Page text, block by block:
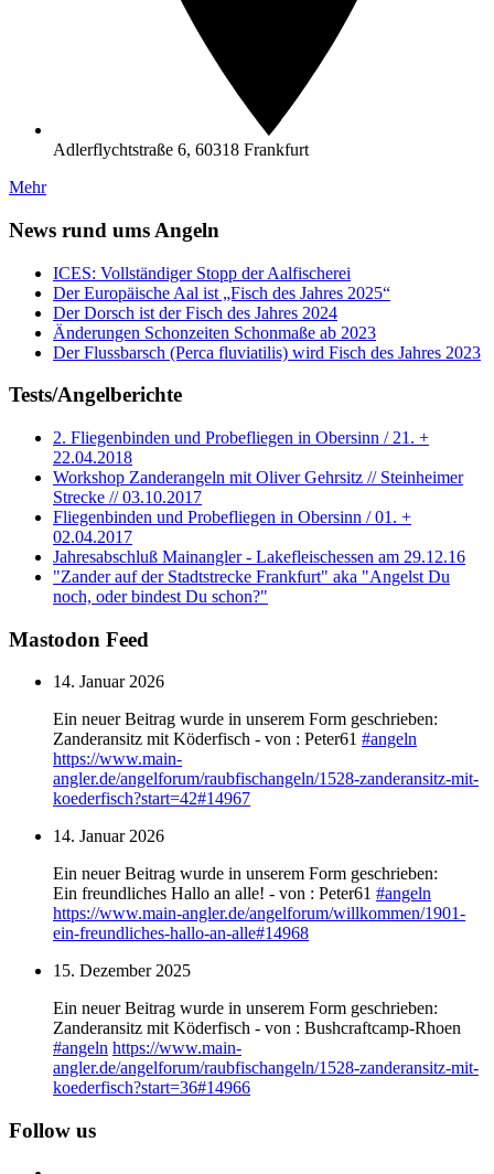
Adlerflychtstraße 6, 60318 Frankfurt
Mehr
News rund ums Angeln
ICES: Vollständiger Stopp der Aalfischerei
Der Europäische Aal ist „Fisch des Jahres 2025“
Der Dorsch ist der Fisch des Jahres 2024
Änderungen Schonzeiten Schonmaße ab 2023
Der Flussbarsch (Perca fluviatilis) wird Fisch des Jahres 2023
Tests/Angelberichte
2. Fliegenbinden und Probefliegen in Obersinn / 21. +
22.04.2018
Workshop Zanderangeln mit Oliver Gehrsitz // Steinheimer
Strecke // 03.10.2017
Fliegenbinden und Probefliegen in Obersinn / 01. +
02.04.2017
Jahresabschluß Mainangler - Lakefleischessen am 29.12.16
"Zander auf der Stadtstrecke Frankfurt" aka "Angelst Du
noch, oder bindest Du schon?"
Mastodon Feed
14. Januar 2026
Ein neuer Beitrag wurde in unserem Form geschrieben:
Zanderansitz mit Köderfisch - von : Peter61 #angeln
https://www.main-
angler.de/angelforum/raubfischangeln/1528-zanderansitz-mit-
koederfisch?start=42#14967
14. Januar 2026
Ein neuer Beitrag wurde in unserem Form geschrieben:
Ein freundliches Hallo an alle! - von : Peter61 #angeln
https://www.main-angler.de/angelforum/willkommen/1901-
ein-freundliches-hallo-an-alle#14968
15. Dezember 2025
Ein neuer Beitrag wurde in unserem Form geschrieben:
Zanderansitz mit Köderfisch - von : Bushcraftcamp-Rhoen
#angeln https://www.main-
angler.de/angelforum/raubfischangeln/1528-zanderansitz-mit-
koederfisch?start=36#14966
Follow us